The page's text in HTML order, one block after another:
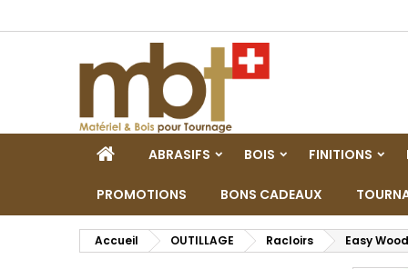
ACCUEILABRASIFS BOIS FINITIONS
PROMOTIONS BONS CADEAUX
Accueil OUTILLAGE Racloirs Easy